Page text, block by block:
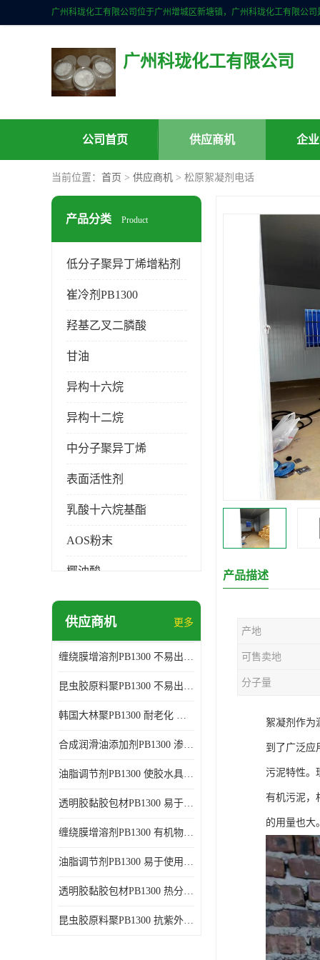
广州科珑化工有限公司
公司首页 供应商机 企
当前位置： 首页 > 供应商机 > 松原絮凝剂电话
产品分类 Product
低分子聚异丁烯增粘剂
崔冷剂PB1300
羟基乙叉二膦酸
甘油
异构十六烷
异构十二烷
中分子聚异丁烯
表面活性剂
乳酸十六烷基酯
AOS粉末
椰油酸
月桂醇磺基琥珀酸酯二钠
谷氨酸钠
阳离子表面活性剂
供应商机 更多
缠绕膜增溶剂PB1300 不易出现分层沉淀 应用范围广
昆虫胶原料聚PB1300 不易出现分层沉淀 耐老化
韩国大林聚PB1300 耐老化 应用范围广
合成润滑油添加剂PB1300 渗透性好 使涂料具有更高的粘度
油脂调节剂PB1300 使胶水具有更好的透明度 耐老化
透明胶黏胶包材PB1300 易于使用和加工 耐老化
缠绕膜增溶剂PB1300 有机物质相容性好 易于使用和加工
油脂调节剂PB1300 易于使用和加工 化学稳定性好
透明胶黏胶包材PB1300 热分解后无残留物 良好的溶解性能
昆虫胶原料聚PB1300 抗紫外线性能好 应用范围广
产品描述
产地
可售卖地
分子量
絮凝剂作为
到了广泛应
污泥特性。
有机污泥，
的用量也大